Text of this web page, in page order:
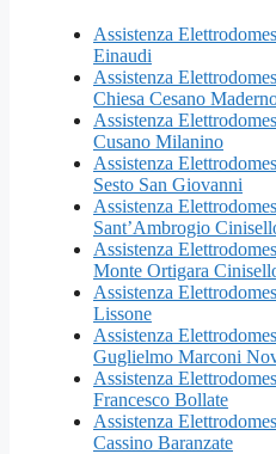
Assistenza
Einaudi
Assistenza
Chiesa Cesano
Assistenza
Cusano Milanino
Assistenza
Sesto San Giovanni
Assistenza
Sant’Ambrogio
Assistenza
Monte Ortigara
Assistenza
Lissone
Assistenza
Guglielmo Marconi
Assistenza
Francesco Bollate
Assistenza
Cassino Baranzate